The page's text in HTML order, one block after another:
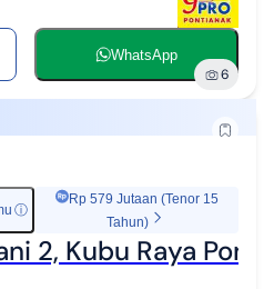
WhatsApp
6
ⓘ
Rp 579 Jutaan (Tenor 15
Tahun)
2, Kubu Raya